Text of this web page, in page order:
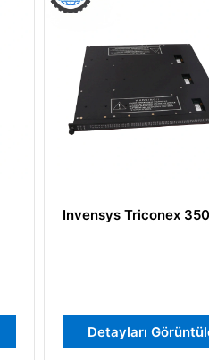
Triconex 3504E
Detayları Görüntüle